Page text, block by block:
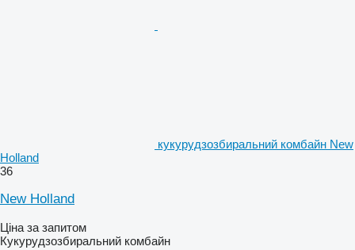
кукурудзозбиральний комбайн New
Holland
36
New Holland
Ціна за запитом
Кукурудзозбиральний комбайн